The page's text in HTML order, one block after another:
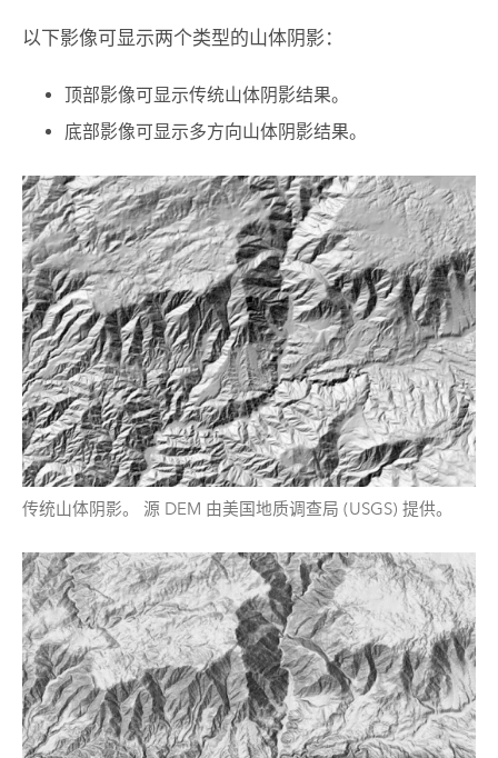
以下影像可显示两个类型的山体阴影：
顶部影像可显示传统山体阴影结果。
底部影像可显示多方向山体阴影结果。
传统山体阴影。 源 DEM 由美国地质调查局 (USGS) 提供。